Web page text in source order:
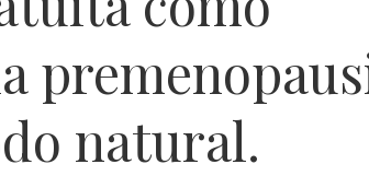
natural.